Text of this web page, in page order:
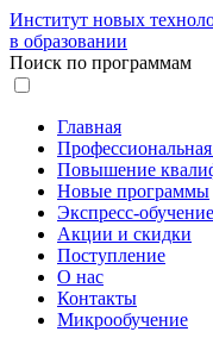
Институт новых
в образовании
Поиск по программам
Главная
Повышение
Новые программы
Экспресс-обучение
Акции и скидки
Поступление
О нас
Контакты
Микрообучение